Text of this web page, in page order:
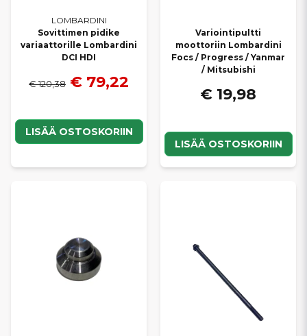
LOMBARDINI
Sovittimen pidike
variaattorille Lombardini
DCI HDI
€ 120,38 € 79,22
LISÄÄ OSTOSKORIIN
Variointipultti
moottoriin Lombardini
Focs / Progress / Yanmar
/ Mitsubishi
€ 19,98
LISÄÄ OSTOSKORIIN